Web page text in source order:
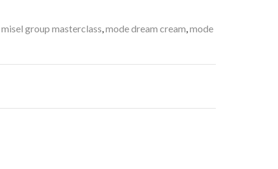
misel group masterclass,mode dream cream,mode